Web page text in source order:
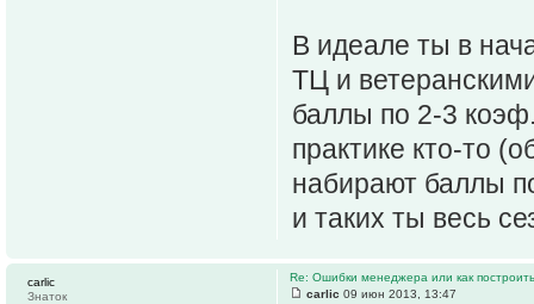
В идеале ты в
ТЦ и
баллы по 2-3
практике кто-то
набирают баллы
и таких ты весь
Re: Ошибки менеджера или как построить
carlic 09 июн 2013, 13:47
carlic
Знаток